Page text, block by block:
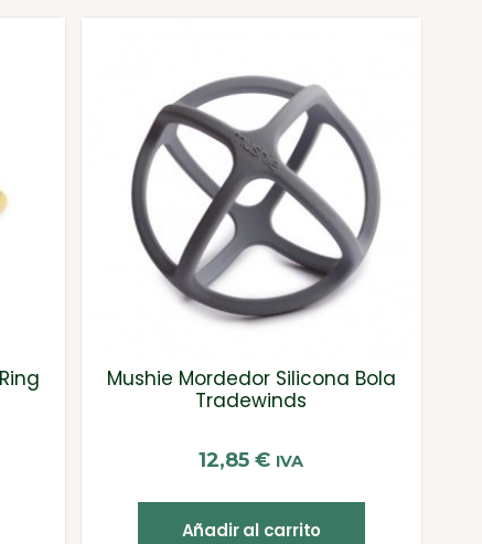
Mushie Mordedor Silicona Bola
Tradewinds
12,85€ IVA
Añadir al carrito